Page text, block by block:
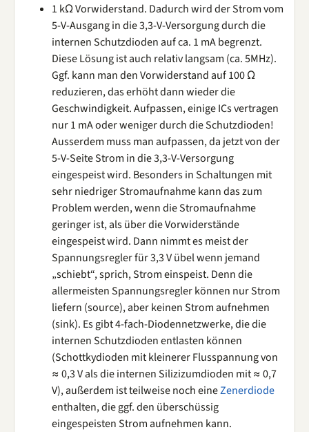
1 kΩ Vorwiderstand. Dadurch wird der Strom vom
5-V-Ausgang in die 3,3-V-Versorgung durch die
internen Schutzdioden auf ca. 1 mA begrenzt.
Diese Lösung ist auch relativ langsam (ca. 5MHz).
Ggf. kann man den Vorwiderstand auf 100 Ω
reduzieren, das erhöht dann wieder die
Geschwindigkeit. Aufpassen, einige ICs vertragen
nur 1 mA oder weniger durch die Schutzdioden!
Ausserdem muss man aufpassen, da jetzt von der
5-V-Seite Strom in die 3,3-V-Versorgung
eingespeist wird. Besonders in Schaltungen mit
sehr niedriger Stromaufnahme kann das zum
Problem werden, wenn die Stromaufnahme
geringer ist, als über die Vorwiderstände
eingespeist wird. Dann nimmt es meist der
Spannungsregler für 3,3 V übel wenn jemand
„schiebt“, sprich, Strom einspeist. Denn die
allermeisten Spannungsregler können nur Strom
liefern (source), aber keinen Strom aufnehmen
(sink). Es gibt 4-fach-Diodennetzwerke, die die
internen Schutzdioden entlasten können
(Schottkydioden mit kleinerer Flusspannung von
≈ 0,3 V als die internen Silizizumdioden mit ≈ 0,7
V), außerdem ist teilweise noch eineZenerdiode
enthalten, die ggf. den überschüssig
eingespeisten Strom aufnehmen kann.